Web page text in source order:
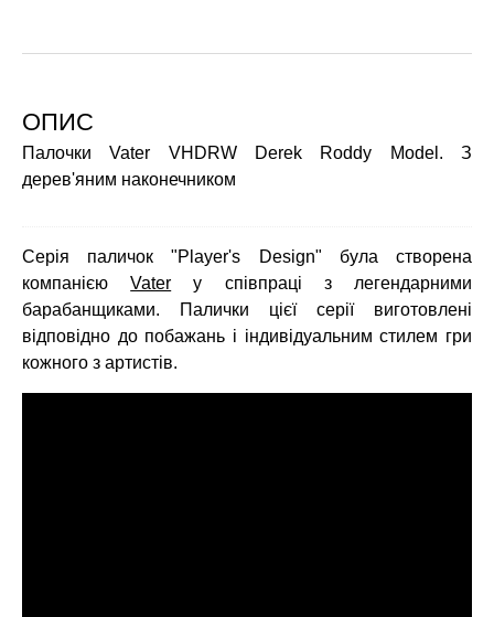
ОПИС
Палочки Vater VHDRW Derek Roddy Model. З
дерев'яним наконечником
Серія паличок "Player's Design" була створена
компанієюVater у співпраці з легендарними
барабанщиками. Палички цієї серії виготовлені
відповідно до побажань і індивідуальним стилем гри
кожного з артистів.